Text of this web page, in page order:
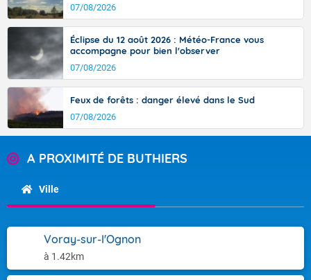
07/08/2026
Éclipse du 12 août 2026 : Météo-France vous
accompagne pour bien l'observer
07/08/2026
Feux de forêts : danger élevé dans le Sud
07/08/2026
A PROXIMITÉ DE BUTHIERS
Ville
Voray-sur-l'Ognon
à 1.42km